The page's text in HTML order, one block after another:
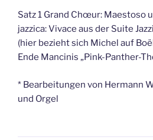
Satz 1 Grand Chœur: Maestoso
jazzica: Vivace aus der Suite
(hier bezieht sich Michel auf
Ende Mancinis „Pink-Panther-
* Bearbeitungen von Hermann
und Orgel